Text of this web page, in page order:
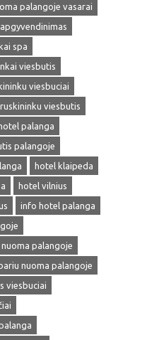
palangoje vasarai
spa
viesbutis
viesbuciai
viesbutis
palanga
palangoje
hotel klaipeda
hotel vilnius
info hotel palanga
palangoje
nuoma palangoje
viesbuciai